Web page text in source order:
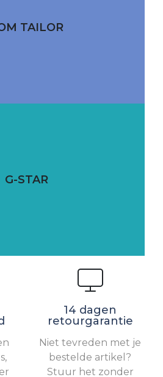
TAILOR
G-STAR
14 dagen
retourgarantie
Niet tevreden met je
bestelde artikel?
Stuur het zonder